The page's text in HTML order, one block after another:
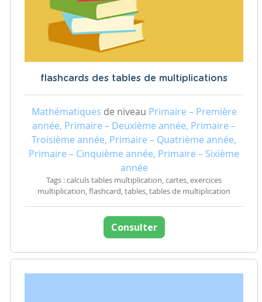
flashcards des tables de multiplications
Mathématiques de niveau Primaire – Première
année, Primaire – Deuxième année, Primaire –
Troisième année, Primaire – Quatrième année,
Primaire – Cinquième année, Primaire – Sixième
année
Tags : calculs tables multiplication, cartes, exercices
multiplication, flashcard, tables, tables de multiplication
Consulter